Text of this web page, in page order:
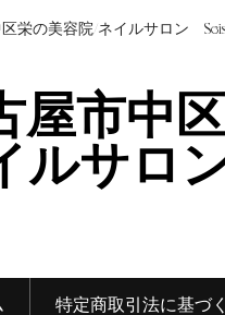
栄の美容院/ネイルサロン Seis
屋市中
ルサロ
特定商取引法に基づ